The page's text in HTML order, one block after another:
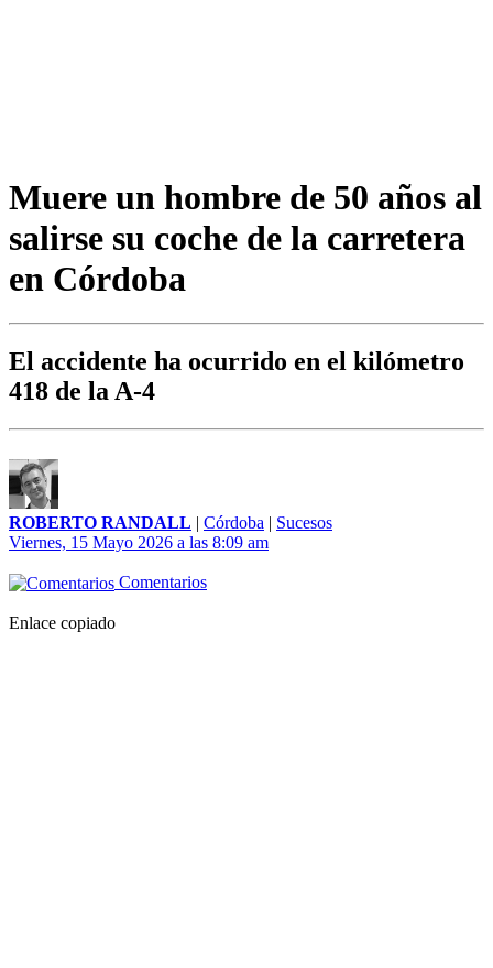
Muere un hombre de 50 años al
salirse su coche de la carretera
en Córdoba
El accidente ha ocurrido en el kilómetro
418 de la A-4
ROBERTO RANDALL | Córdoba | Sucesos
Viernes, 15 Mayo 2026 a las 8:09 am
Comentarios
Enlace copiado